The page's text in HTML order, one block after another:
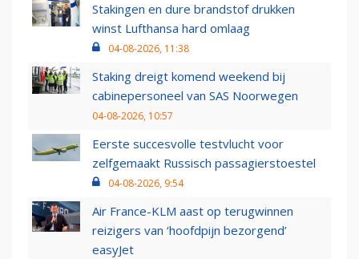
Stakingen en dure brandstof drukken
winst Lufthansa hard omlaag
04-08-2026, 11:38
Staking dreigt komend weekend bij
cabinepersoneel van SAS Noorwegen
04-08-2026, 10:57
Eerste succesvolle testvlucht voor
zelfgemaakt Russisch passagierstoestel
04-08-2026, 9:54
Air France-KLM aast op terugwinnen
reizigers van ‘hoofdpijn bezorgend’
easyJet